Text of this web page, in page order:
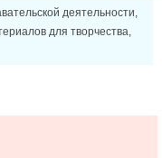
деятельности,
для творчества,